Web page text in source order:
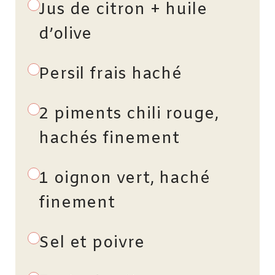
Jus de citron + huile
d’olive
Persil frais haché
2 piments chili rouge,
hachés finement
1 oignon vert, haché
finement
Sel et poivre